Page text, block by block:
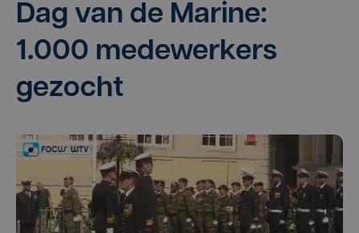
Dag van de Mari­ne:
1.000 mede­wer­kers
gezocht